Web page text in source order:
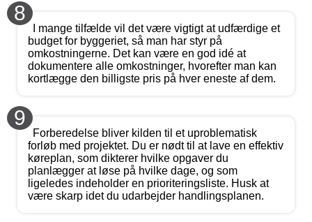
8
I mange tilfælde vil det være vigtigt at udfærdige et
budget for byggeriet, så man har styr på
omkostningerne. Det kan være en god idé at
dokumentere alle omkostninger, hvorefter man kan
kortlægge den billigste pris på hver eneste af dem.
9
Forberedelse bliver kilden til et uproblematisk
forløb med projektet. Du er nødt til at lave en effektiv
køreplan, som dikterer hvilke opgaver du
planlægger at løse på hvilke dage, og som
ligeledes indeholder en prioriteringsliste. Husk at
være skarp idet du udarbejder handlingsplanen.